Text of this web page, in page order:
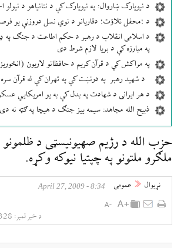
د نیویارک ښاروال: په نیویارک کې د نتانیاهو د نیولو
د ؛محفل تلاؤت؛ دقاریانو د نوي نسل دروزنې یو
د اسلامی انقلاب د رهبر د حکم اطاعت د جنګ په
په مبارزه کې د بریا لازم شرط دی
په مراکش کې د قرآن کریم د حافظانو لاریون
د شهید رهبر په درنښت کې په تهران کې له قرآن
د هر ایرانی د شهادت په بدل کې به یو امریکایي
ذبیح الله مجاهد: سیمه ییز جنګ د هیچا په ګټه نه دی
حزب الله د رژيم صهيونيسټی د ظلمونو
ملګرو ملتونو په چپتيا نيوكه وكړه.
نړيوال عمومی 8:34 - April 27, 2009
د خبر لمبر: